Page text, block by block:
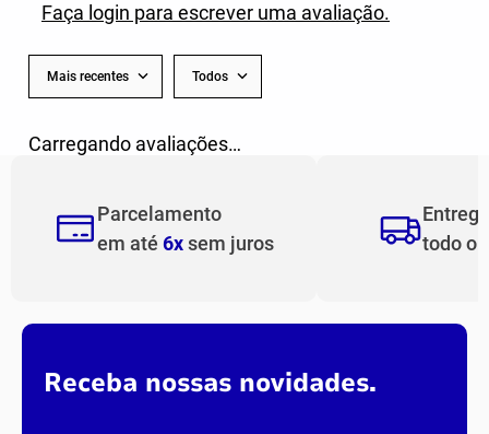
Faça login para escrever uma avaliação.
Mais recentes Todos
Carregando avaliações…
Parcelamento
em até 6xsem juros
todo o
Receba nossas novidades.